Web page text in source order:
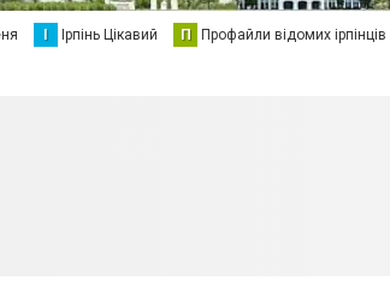
І Ірпінь Цікавий П Профайли відомих ірпінців